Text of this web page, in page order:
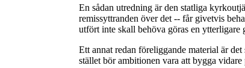
En sådan utredning är den statliga
remissyttranden över det -- får givetvis
utfört inte skall behöva göras en ytterligare
Ett annat redan föreliggande material är
stället bör ambitionen vara att bygga